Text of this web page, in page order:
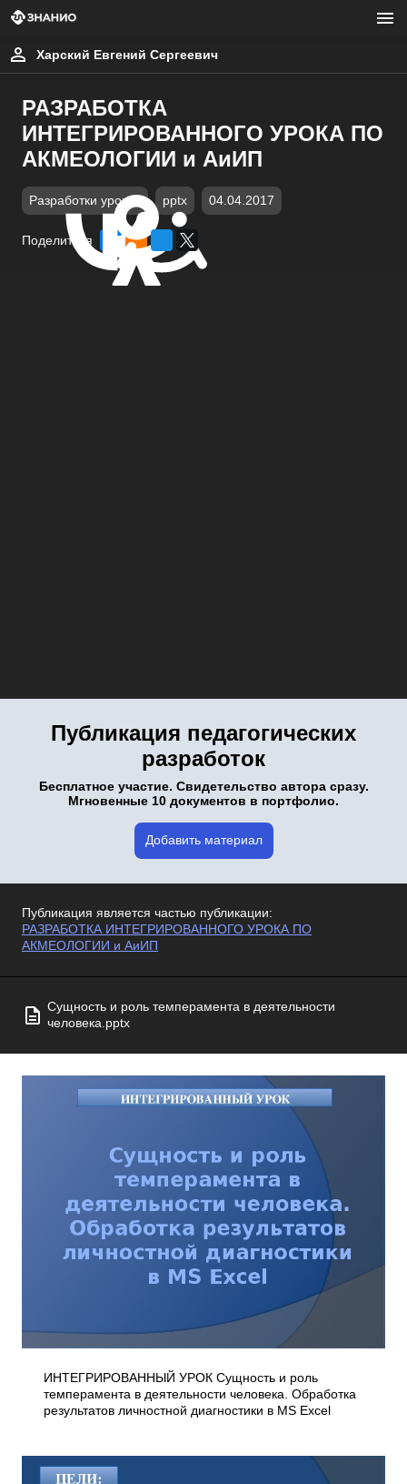
Харский Евгений Сергеевич
РАЗРАБОТКА
ИНТЕГРИРОВАННОГО УРОКА ПО
АКМЕОЛОГИИ и АиИП
Разработки уроков pptx 04.04.2017
Поделиться
Публикация педагогических
разработок
Бесплатное участие. Свидетельство автора сразу.
Мгновенные 10 документов в портфолио.
Добавить материал
Публикация является частью публикации:
РАЗРАБОТКА ИНТЕГРИРОВАННОГО УРОКА ПО
АКМЕОЛОГИИ и АиИП
Сущность и роль темперамента в деятельности
человека.pptx
ИНТЕГРИРОВАННЫЙ УРОК Сущность и роль
темперамента в деятельности человека. Обработка
результатов личностной диагностики в MS Excel